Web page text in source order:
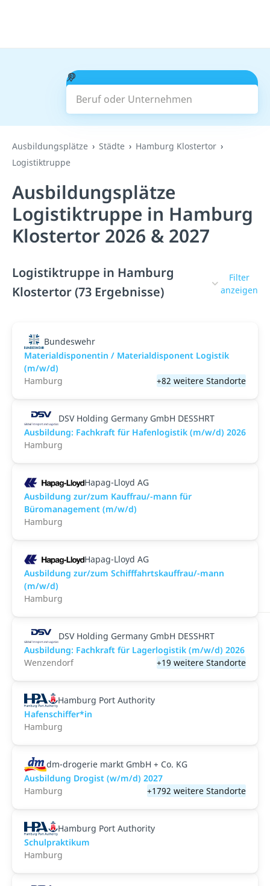
Beruf oder Unternehmen
Suchen
Ausbildungsplätze Städte
Hamburg Klostertor
Logistiktruppe
Ausbildungsplätze
Logistiktruppe in Hamburg
Klostertor 2026 & 2027
Logistiktruppe in Hamburg
Klostertor (73 Ergebnisse)
Filter
anzeigen
Bundeswehr
Materialdisponentin / Materialdisponent Logistik
(m/w/d)
Hamburg
+82 weitere Standorte
DSV Holding Germany GmbH DESSHRT
Ausbildung: Fachkraft für Hafenlogistik (m/w/d) 2026
Hamburg
Hapag-Lloyd AG
Ausbildung zur/zum Kauffrau/-mann für
Büromanagement (m/w/d)
Hamburg
Hapag-Lloyd AG
Ausbildung zur/zum Schifffahrtskauffrau/-mann
(m/w/d)
Hamburg
DSV Holding Germany GmbH DESSHRT
Ausbildung: Fachkraft für Lagerlogistik (m/w/d) 2026
Wenzendorf
+19 weitere Standorte
Hamburg Port Authority
Hafenschiffer*in
Hamburg
dm-drogerie markt GmbH + Co. KG
Ausbildung Drogist (w/m/d) 2027
Hamburg
+1792 weitere Standorte
Hamburg Port Authority
Schulpraktikum
Hamburg